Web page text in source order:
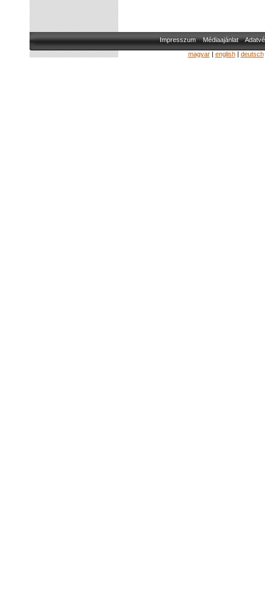
Impresszum Médiaajánlat
magyar| english| deutsch